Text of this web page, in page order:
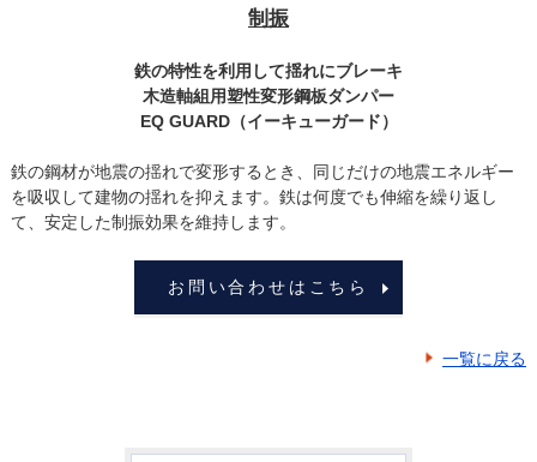
制振
鉄の特性を利用して揺れにブレーキ
木造軸組用塑性変形鋼板ダンパー
EQ GUARD（イーキューガード）
鉄の鋼材が地震の揺れで変形するとき、同じだけの地震エネルギー
を吸収して建物の揺れを抑えます。鉄は何度でも伸縮を繰り返し
て、安定した制振効果を維持します。
お問い合わせはこちら
一覧に戻る